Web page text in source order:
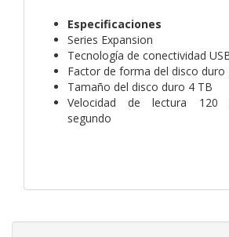
Especificaciones
Series Expansion
Tecnología de conectividad
Factor de forma del disco duro
Tamaño del disco duro 4 TB
Velocidad de lectura 120
segundo